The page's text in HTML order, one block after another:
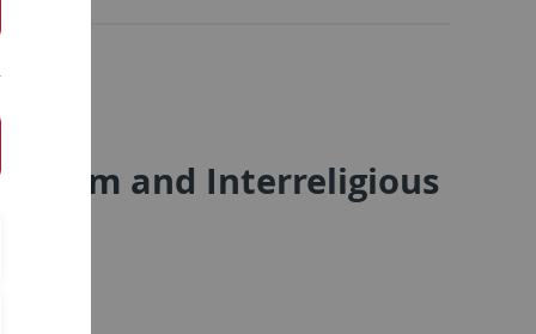
and Interreligious